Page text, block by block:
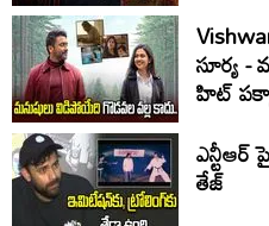
సూర్య
హిట్
ఎన్టీఆర్
తేజ్